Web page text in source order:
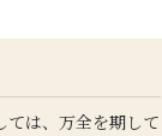
ては、万全を期して